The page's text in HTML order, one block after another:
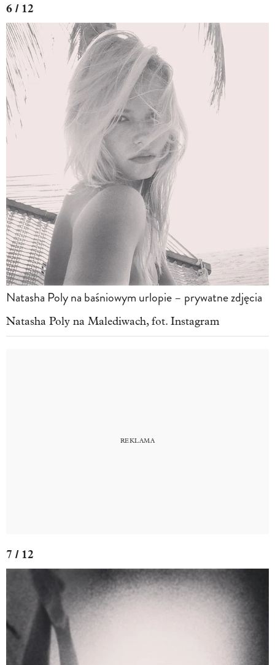
6 / 12
Natasha Poly na baśniowym urlopie – prywatne zdjęcia
Natasha Poly na Malediwach, fot. Instagram
7 / 12